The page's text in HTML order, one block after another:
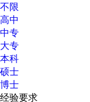
不限
高中
中专
大专
本科
硕士
博士
经验要求